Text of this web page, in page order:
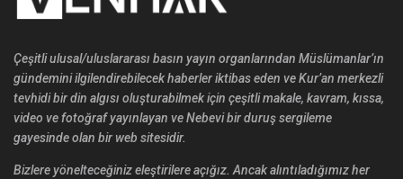
Çeşitli ulusal/uluslararası basın yayın organlarından Müslümanlar’ın
gündemini ilgilendirebilecek haberler iktibas eden ve Kur’an merkezli
tevhidi bir din algısı oluşturabilmek için çeşitli makale, kavram, kıssa,
video ve fotoğraf yayınlayan ve Nebevi bir duruş sergileme
gayesinde olan bir web sitesidir.
Bizlere yönelteceğiniz eleştirilere açığız. Ancak alıntıladığımız her